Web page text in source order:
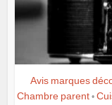
Avis marques
Chambre parent •